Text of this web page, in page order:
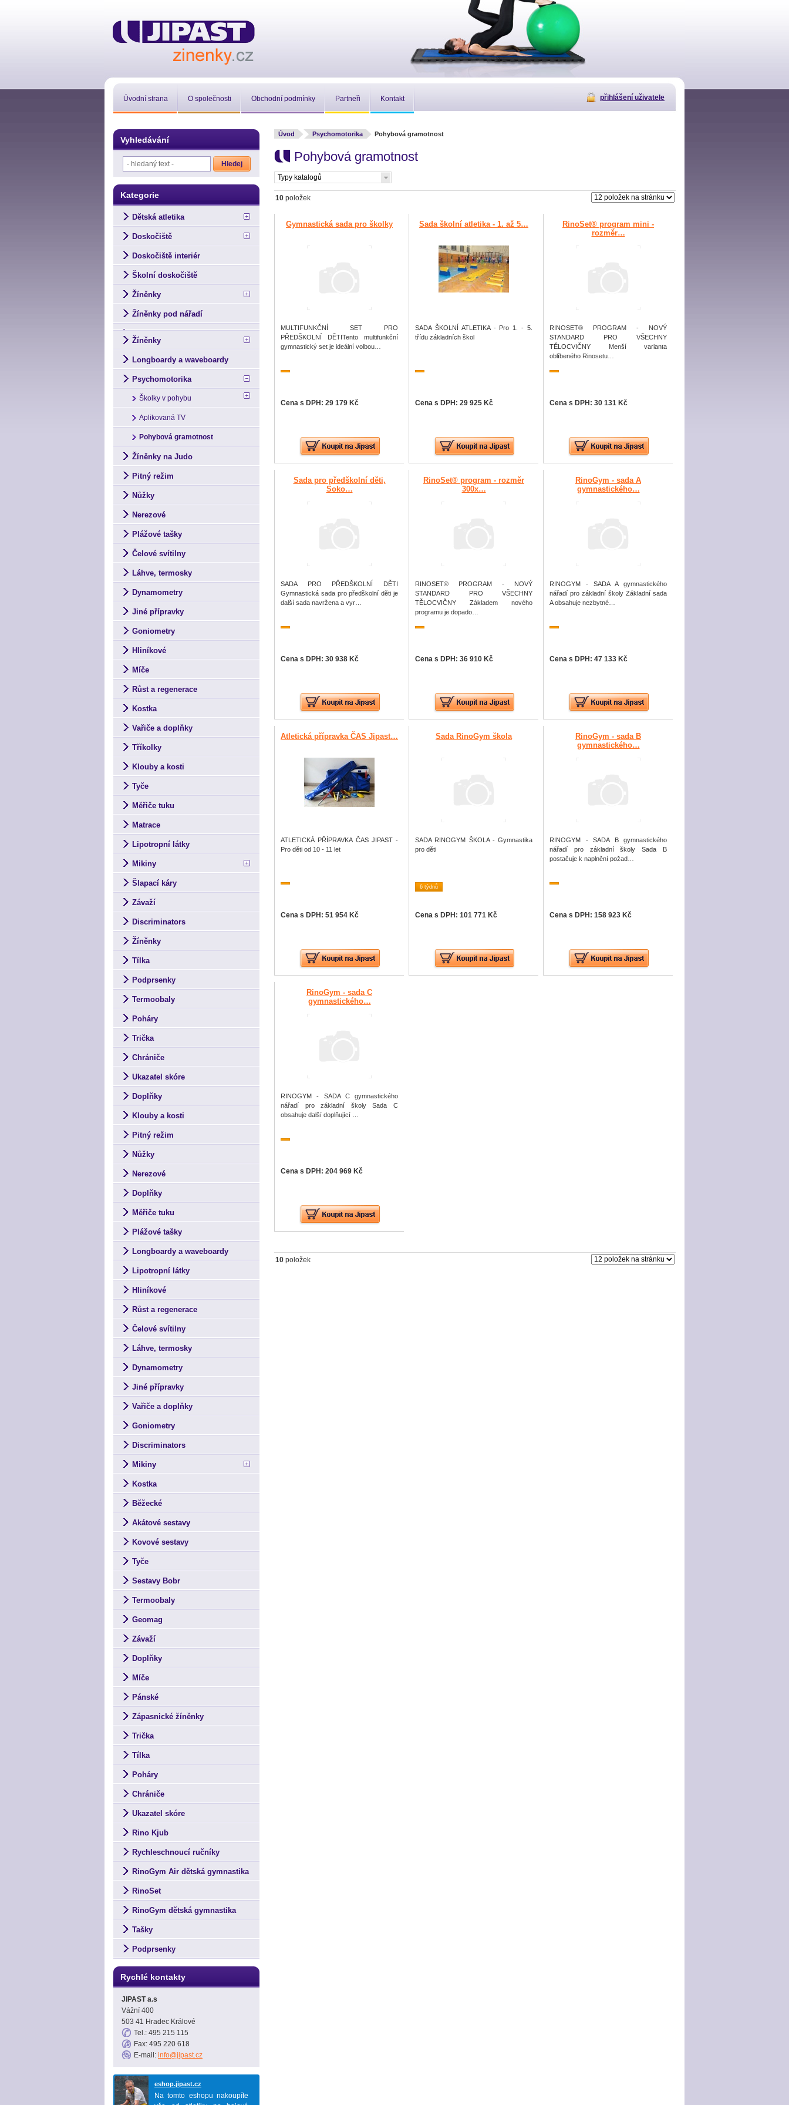
Úvodní strana O společnosti Obchodní podmínky Partneři Kontakt přihlášení uživatele
Úvod Psychomotorika Pohybová gramotnost
Pohybová gramotnost
Typy katalogů
10 položek
Gymnastická sada pro školky
MULTIFUNKČNÍ SET PRO
PŘEDŠKOLNÍ DĚTITento multifunkční
gymnastický set je ideální volbou…
Cena s DPH: 29 179 Kč
Sada školní atletika - 1. až 5…
SADA ŠKOLNÍ ATLETIKA - Pro 1. - 5.
třídu základních škol
Cena s DPH: 29 925 Kč
RinoSet® program mini -
rozměr…
RINOSET® PROGRAM - NOVÝ
STANDARD PRO VŠECHNY
TĚLOCVIČNY Menší varianta
oblíbeného Rinosetu…
Cena s DPH: 30 131 Kč
Sada pro předškolní děti,
Soko…
SADA PRO PŘEDŠKOLNÍ DĚTI
Gymnastická sada pro předškolní děti je
další sada navržena a vyr…
Cena s DPH: 30 938 Kč
RinoSet® program - rozměr
300x…
RINOSET® PROGRAM - NOVÝ
STANDARD PRO VŠECHNY
TĚLOCVIČNY Základem nového
programu je dopado…
Cena s DPH: 36 910 Kč
RinoGym - sada A
gymnastického…
RINOGYM - SADA A gymnastického
nářadí pro základní školy Základní sada
A obsahuje nezbytné…
Cena s DPH: 47 133 Kč
Atletická přípravka ČAS Jipast…
ATLETICKÁ PŘÍPRAVKA ČAS JIPAST -
Pro děti od 10 - 11 let
Cena s DPH: 51 954 Kč
Sada RinoGym škola
SADA RINOGYM ŠKOLA - Gymnastika
pro děti
6 týdnů
Cena s DPH: 101 771 Kč
RinoGym - sada B
gymnastického…
RINOGYM - SADA B gymnastického
nářadí pro základní školy Sada B
postačuje k naplnění požad…
Cena s DPH: 158 923 Kč
RinoGym - sada C
gymnastického…
RINOGYM - SADA C gymnastického
nářadí pro základní školy Sada C
obsahuje další doplňující …
Cena s DPH: 204 969 Kč
10 položek
Vyhledávání
Kategorie
Dětská atletika
Doskočiště
Doskočiště interiér
Školní doskočiště
Žíněnky
Žíněnky pod nářadí
Žíněnky
Longboardy a waveboardy
Psychomotorika
Školky v pohybu
Aplikovaná TV
Pohybová gramotnost
Žíněnky na Judo
Pitný režim
Nůžky
Nerezové
Plážové tašky
Čelové svítilny
Láhve, termosky
Dynamometry
Jiné přípravky
Goniometry
Hliníkové
Míče
Růst a regenerace
Kostka
Vařiče a doplňky
Tříkolky
Klouby a kosti
Tyče
Měřiče tuku
Matrace
Lipotropní látky
Mikiny
Šlapací káry
Závaží
Discriminators
Žíněnky
Tílka
Podprsenky
Termoobaly
Poháry
Trička
Chrániče
Ukazatel skóre
Doplňky
Klouby a kosti
Pitný režim
Nůžky
Nerezové
Doplňky
Měřiče tuku
Plážové tašky
Longboardy a waveboardy
Lipotropní látky
Hliníkové
Růst a regenerace
Čelové svítilny
Láhve, termosky
Dynamometry
Jiné přípravky
Vařiče a doplňky
Goniometry
Discriminators
Mikiny
Kostka
Běžecké
Akátové sestavy
Kovové sestavy
Tyče
Sestavy Bobr
Termoobaly
Geomag
Závaží
Doplňky
Míče
Pánské
Zápasnické žíněnky
Trička
Tílka
Poháry
Chrániče
Ukazatel skóre
Rino Kjub
Rychleschnoucí ručníky
RinoGym Air dětská gymnastika
RinoSet
RinoGym dětská gymnastika
Tašky
Podprsenky
Rychlé kontakty
JIPAST a.s
Vážní 400
503 41 Hradec Králové
Tel.: 495 215 115
Fax: 495 220 618
E-mail: info@jipast.cz
eshop.jipast.cz
Na tomto eshopu nakoupíte